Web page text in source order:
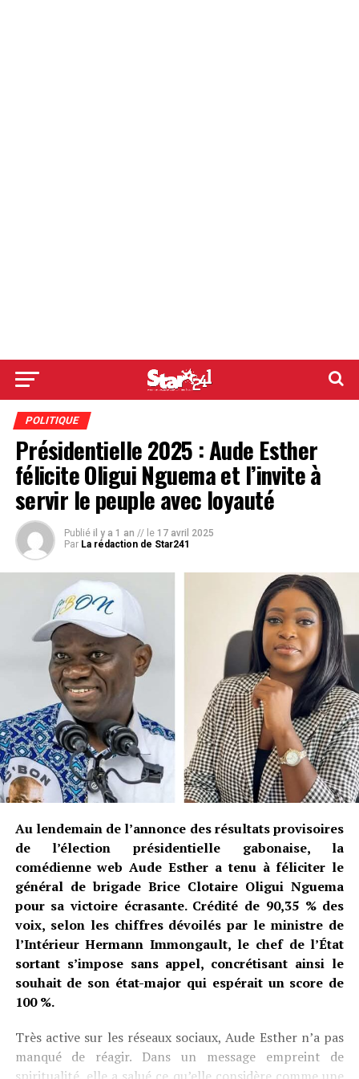
POLITIQUE
Présidentielle 2025 : Aude Esther
félicite Oligui Nguema et l’invite à
servir le peuple avec loyauté
Publié il y a 1 an // le 17 avril 2025
Par La rédaction de Star241
Au lendemain de l’annonce des résultats provisoires
de l’élection présidentielle gabonaise, la
comédienne web Aude Esther a tenu à féliciter le
général de brigade Brice Clotaire Oligui Nguema
pour sa victoire écrasante. Crédité de 90,35 % des
voix, selon les chiffres dévoilés par le ministre de
l’Intérieur Hermann Immongault, le chef de l’État
sortant s’impose sans appel, concrétisant ainsi le
souhait de son état-major qui espérait un score de
100 %.
Très active sur les réseaux sociaux, Aude Esther n’a pas
manqué de réagir. Dans un message empreint de